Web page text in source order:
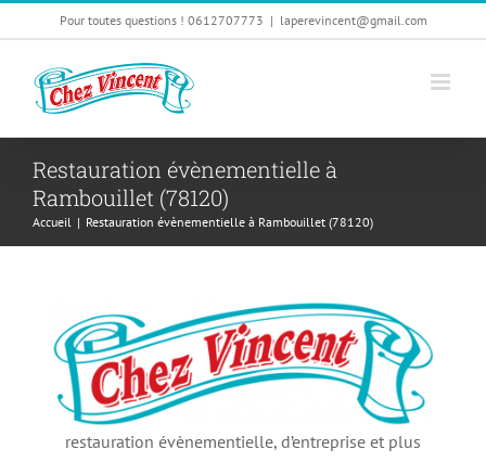
au
contenu
Pour toutes questions ! 0612707773 | laperevincent@gmail.com
Restauration évènementielle à
Rambouillet (78120)
Accueil | Restauration évènementielle à Rambouillet (78120)
restauration évènementielle, d’entreprise et plus